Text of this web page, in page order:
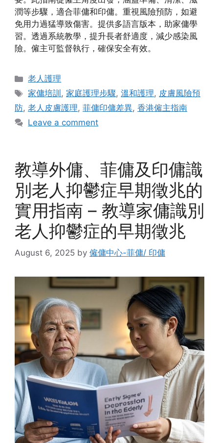
潤等步驟，適合菲傭和印傭。重視風險預防，如避
免用力過猛導致傷害。提供多語言版本，助家傭學
習。透過系統教學，提升長者舒適度，減少感染風
險。僱主可監督執行，確保安全有效。
Categories
老人護理
Tags
家傭培訓 , 家庭護理步驟,溫和護理, 皮膚風險預
防, 老人皮膚護理, 菲傭印傭差異, 香港僱主指南
Leave a comment
教導外傭、菲傭及印傭識
別老人抑鬱症早期徵兆的
實用指南 – 教導家傭識別
老人抑鬱症的早期徵兆
August 6, 2025 by 僱傭中心-菲傭/ 印傭